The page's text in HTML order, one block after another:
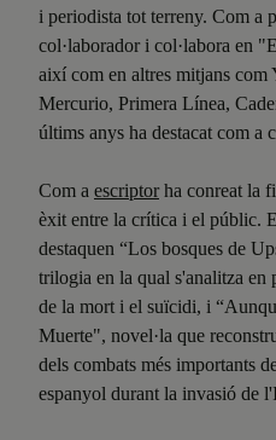
i periodista tot terreny. Com a
col·laborador i col·labora en
així com en altres mitjans com
Mercurio, Primera Línea,
últims anys ha destacat com a
Com a escriptor ha conreat la
èxit entre la crítica i el públic.
destaquen “Los bosques de
trilogia en la qual s'analitza en
de la mort i el suïcidi, i
Muerte", novel·la que
dels combats més importants
espanyol durant la invasió de